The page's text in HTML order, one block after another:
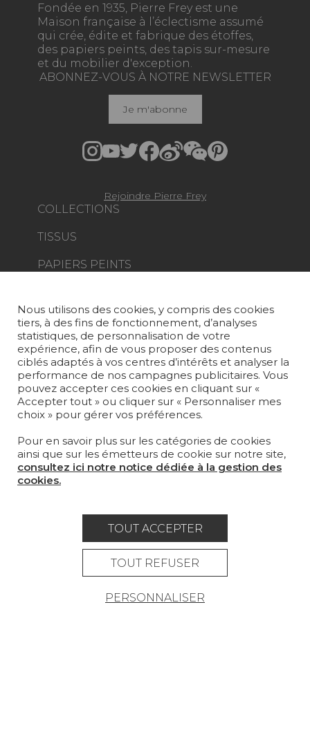
Fondée en 1935, Pierre Frey est une
Maison française à l’éclectisme assumé
qui crée, édite et fabrique des étoffes,
des papiers peints, des tapis sur-mesure
et du mobilier d'exception.
COLLECTIONS
TISSUS
PAPIERS PEINTS
MOBILIER
PROJETS
SUR-MESURE
MAGAZINE
LA MAISON
OÙ NOUS TROUVER ?
ABONNEZ-VOUS À NOTRE NEWSLETTER
Je m'abonne
Rejoindre Pierre Frey
Carrière Contact
Lexique
Mentions légales
données
Nous utilisons des cookies, y compris des cookies
tiers, à des fins de fonctionnement, d’analyses
statistiques, de personnalisation de votre
expérience, afin de vous proposer des contenus
ciblés adaptés à vos centres d’intérêts et analyser la
performance de nos campagnes publicitaires. Vous
pouvez accepter ces cookies en cliquant sur «
Accepter tout » ou cliquer sur « Personnaliser mes
choix » pour gérer vos préférences.
Pour en savoir plus sur les catégories de cookies
ainsi que sur les émetteurs de cookie sur notre site,
consultez ici notre notice dédiée à la gestion des
cookies.
TOUT ACCEPTER
TOUT REFUSER
PERSONNALISER